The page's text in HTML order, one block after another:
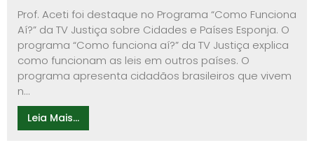
Prof. Aceti foi destaque no Programa “Como Funciona
Aí?” da TV Justiça sobre Cidades e Países Esponja. O
programa “Como funciona aí?” da TV Justiça explica
como funcionam as leis em outros países. O
programa apresenta cidadãos brasileiros que vivem
n...
Leia Mais...